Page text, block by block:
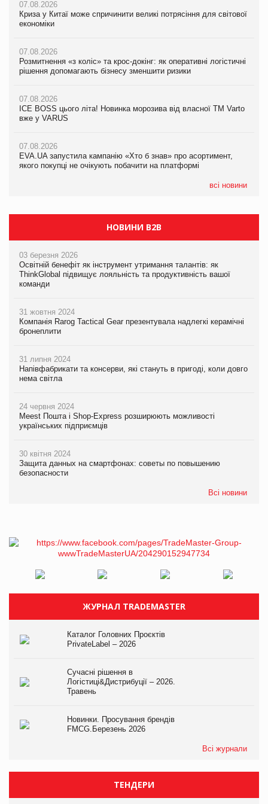
07.08.2026
Криза у Китаї може спричинити великі потрясіння для світової
економіки
07.08.2026
Розмитнення «з коліс» та крос-докінг: як оперативні логістичні
рішення допомагають бізнесу зменшити ризики
07.08.2026
ICE BOSS цього літа! Новинка морозива від власної ТМ Varto
вже у VARUS
07.08.2026
EVA.UA запустила кампанію «Хто б знав» про асортимент,
якого покупці не очікують побачити на платформі
всі новини
07.08.2026
ICE BOSS цього літа! Новинка морозива від власної ТМ Varto
07.08.2026
EVA.UA запустила кампанію «Хто б знав» про асортимент,
06.08.2026
Смачна новинка для хвостатих: у VARUS з’явилися паучі
05.08.2026
Мережа супермаркетів VARUS купує мережу магазинів
07.08.2026
Криза у Китаї може спричинити великі потрясіння для світової
економіки
07.08.2026
Kraft Heinz скоротила збиток у першому півріччі
Продажі Hugo Boss впали на 9%
НОВИНИ B2B
03 березня 2026
Освітній бенефіт як інструмент утримання талантів: як
ThinkGlobal підвищує лояльність та продуктивність вашої
команди
31 жовтня 2024
Компанія Rarog Tactical Gear презентувала надлегкі керамічні
бронеплити
31 липня 2024
Напівфабрикати та консерви, які стануть в пригоді, коли довго
нема світла
24 червня 2024
Meest Пошта і Shop-Express розширюють можливості
українських підприємців
30 квітня 2024
Защита данных на смартфонах: советы по повышению
безопасности
Всі новини
ЖУРНАЛ TRADEMASTER
Каталог Головних Проєктів
PrivateLabel – 2026
Сучасні рішення в
Логістиці&Дистрибуції – 2026.
Травень
Новинки. Просування брендів
FMCG.Березень 2026
Всі журнали
ТЕНДЕРИ